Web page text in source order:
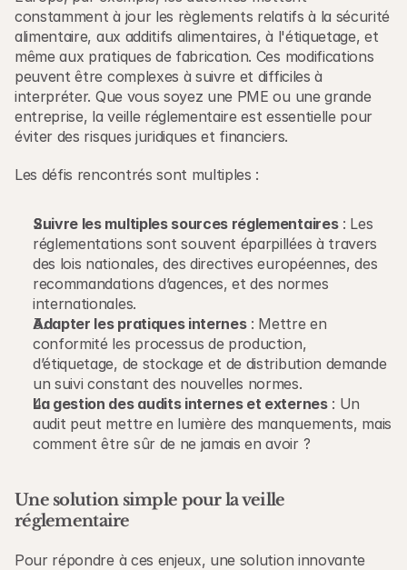
constamment à jour les règlements relatifs à la sécurité
alimentaire, aux additifs alimentaires, à l'étiquetage, et
même aux pratiques de fabrication. Ces modifications
peuvent être complexes à suivre et difficiles à
interpréter. Que vous soyez une PME ou une grande
entreprise, la veille réglementaire est essentielle pour
éviter des risques juridiques et financiers.
Les défis rencontrés sont multiples :
Suivre les multiples sources réglementaires : Les
réglementations sont souvent éparpillées à travers
des lois nationales, des directives européennes, des
recommandations d’agences, et des normes
internationales.
Adapter les pratiques internes : Mettre en
conformité les processus de production,
d’étiquetage, de stockage et de distribution demande
un suivi constant des nouvelles normes.
La gestion des audits internes et externes : Un
audit peut mettre en lumière des manquements, mais
comment être sûr de ne jamais en avoir ?
Une solution simple pour la veille
réglementaire
Pour répondre à ces enjeux, une solution innovante